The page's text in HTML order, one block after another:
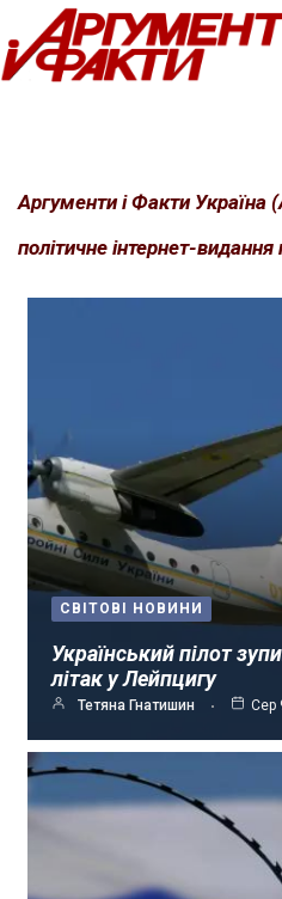
Перейти
до
вмісту
Аргументи і Факти Україна
політичне інтернет-видання
СВІТОВІ НОВИНИ
Український пілот
літак у Лейпцигу
Тетяна Гнатишин Сер